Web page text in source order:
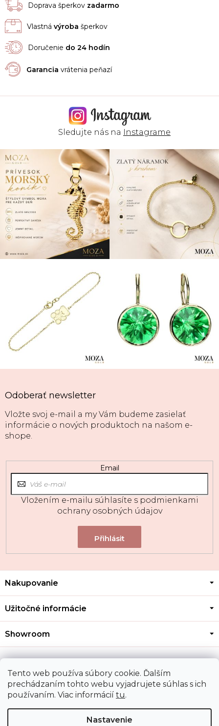
Tento web používa súbory cookie. Ďalším
prechádzaním tohto webu vyjadrujete súhlas s ich
používaním. Viac informácií tu.
Nastavenie
a
p
v
k
v
p
i
s
Doprava šperkov zadarmo
Vlastná výroba šperkov
Doručenie do 24 hodín
Garancia vrátenia peňazí
Sledujte nás na Instagrame
Odoberať newsletter
Vložte svoj e-mail a my Vám budeme zasielať
informácie o nových produktoch na našom e-
shope.
Email
Vložením e-mailu súhlasíte s podmienkami
ochrany osobných údajov
Z
p
t
Nakupovanie
Užitočné informácie
Showroom
Kontakt